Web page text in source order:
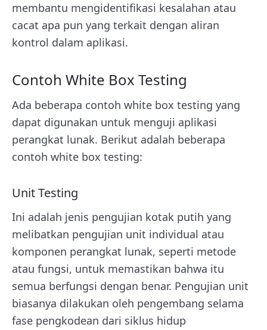
membantu mengidentifikasi kesalahan atau
cacat apa pun yang terkait dengan aliran
kontrol dalam aplikasi.
Contoh White Box Testing
Ada beberapa contoh white box testing yang
dapat digunakan untuk menguji aplikasi
perangkat lunak. Berikut adalah beberapa
contoh white box testing:
Unit Testing
Ini adalah jenis pengujian kotak putih yang
melibatkan pengujian unit individual atau
komponen perangkat lunak, seperti metode
atau fungsi, untuk memastikan bahwa itu
semua berfungsi dengan benar. Pengujian unit
biasanya dilakukan oleh pengembang selama
fase pengkodean dari siklus hidup